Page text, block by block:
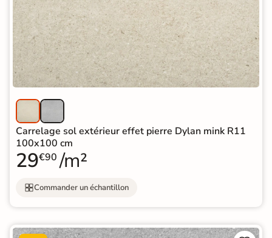
Carrelage sol extérieur effet pierre Dylan mink R11
100x100 cm
29€90 /m²
Commander un échantillon